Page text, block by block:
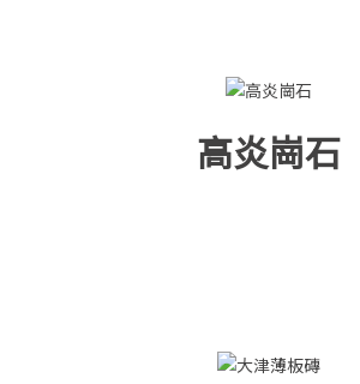
高炎崗石